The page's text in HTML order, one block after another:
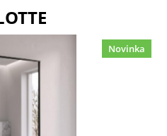
Novinka